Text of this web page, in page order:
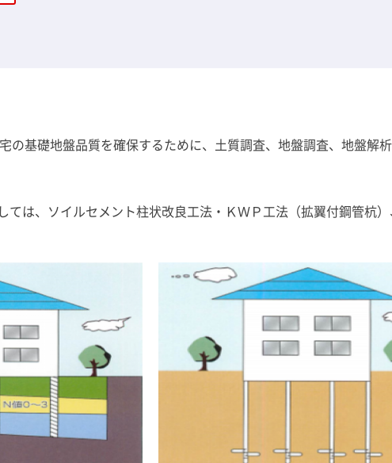
の基礎地盤品質を確保するために、土質調査、地盤調査、地盤解
ては、ソイルセメント柱状改良工法・ＫＷＰ工法（拡翼付鋼管杭